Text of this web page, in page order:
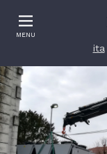
MENU
ita
Informativa
Le tue